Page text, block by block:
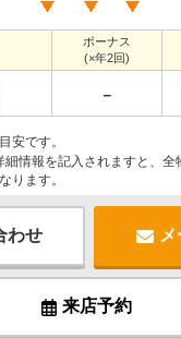
ボーナス
(×年2回)
－
安です。
細情報を記入されますと、全
ります。
わせ メ
来店予約